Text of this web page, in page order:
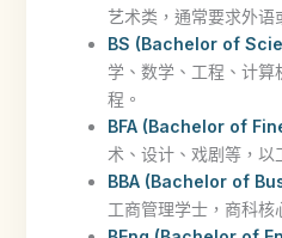
艺术类，通常要求外语
BS (Bachelor of
学、数学、工程、计
程。
BFA (Bachelor of
术、设计、戏剧等，以
BBA (Bachelor of
工商管理学士，商科核